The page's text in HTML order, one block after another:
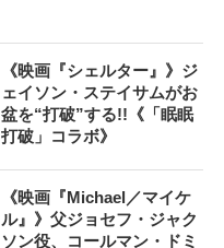
《映画『シェルター』》ジ
ェイソン・ステイサムがお
盆を“打破”する!!《「眠眠
打破」コラボ》
《映画『Michael／マイケ
ル』》父ジョセフ・ジャク
ソン役、コールマン・ドミ